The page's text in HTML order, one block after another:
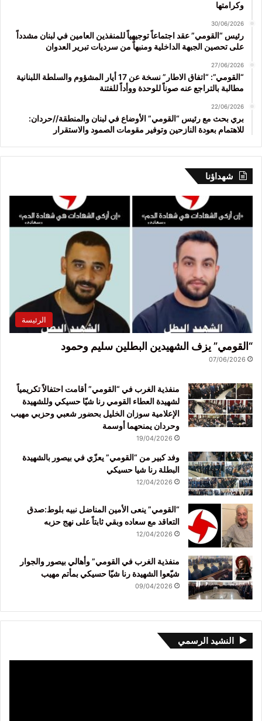
وكرامتها
30/06/2026
رئيس “القومي” عقد اجتماعاً توجيهياً للمنفذين العامين في لبنان مشدداً
على تحصين الجبهة الداخلية ومنبهاً من سرديات تبرير العدوان
27/06/2026
“القومي”: “اتفاق الاطار” نسخة عن 17 أيار المشؤوم والسلطة اللبنانية
مطالبة بالتراجع عنه صوناً للوحدة ووأداً للفتنة
22/06/2026
بري بحث مع رئيس “القومي” الأوضاع في لبنان والمنطقة//حردان:
للاهتمام بعودة النازحين وتوفير مقومات الصمود والاستقرار
شهداؤنا
الرئيسة
“القومي” يزف الشهيدين البطلين سليم وحمود
07/06/2026
منفذية الغرب في “القومي” أقامت احتفالاً تكريمياً
لشهيدة العطاء القومي رنا شيّا حسيكي وللشهيدة
الإعلامية سوزان الخليل بحضور شعبي وحزبي مهيب
وحردان يمنحهما أوسمة
19/04/2026
وفد كبير من “القومي” يعزّي في بيصور بالشهيدة
البطلة رنا شيا حسيكي
12/04/2026
“القومي” ينعى الأمين المناضل نبيه بلوط:صدق
التعاقد مع سعاده وبقي ثابتاً على نهج حزبه
12/04/2026
منفذية الغرب في القومي” وأهالي بيصور والجوار
شيّعوا الشهيدة رنا شيّا حسيكي بمأتم مهيب
09/04/2026
النشيد الرسمي